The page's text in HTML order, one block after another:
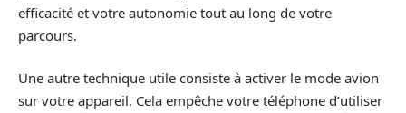
efficacité et votre autonomie tout au long de votre
parcours.
Une autre technique utile consiste à activer le mode avion
sur votre appareil. Cela empêche votre téléphone d’utiliser